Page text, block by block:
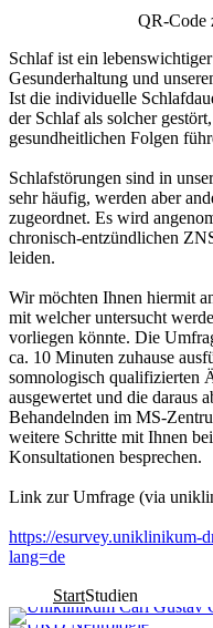
QR-Code
Schlaf ist ein
Gesunderhaltung und
Ist die individuelle
der Schlaf als solcher
gesundheitlichen Folgen
Schlafstörungen sind in
sehr häufig, werden aber
zugeordnet. Es wird
chronisch-entzündlichen
leiden.
Wir möchten Ihnen hiermit
mit welcher untersucht
vorliegen könnte. Die
ca. 10 Minuten zuhause
somnologisch qualifizierten
ausgewertet und die daraus
Behandelnden im MS-
weitere Schritte mit Ihnen
Konsultationen besprechen.
Link zur Umfrage (via
https://esurvey.uniklinikum-
lang=de
StartStudien